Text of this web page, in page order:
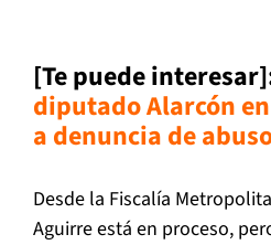
[Te puede
diputado Alarcón
a denuncia de
Desde la Fiscalía
Aguirre está en proceso,